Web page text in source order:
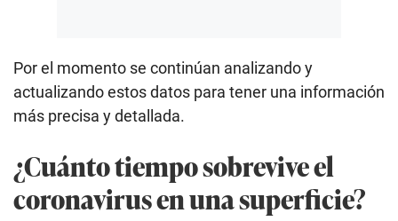
Por el momento se continúan analizando y
actualizando estos datos para tener una información
más precisa y detallada.
¿Cuánto tiempo sobrevive el
coronavirus en una superficie?